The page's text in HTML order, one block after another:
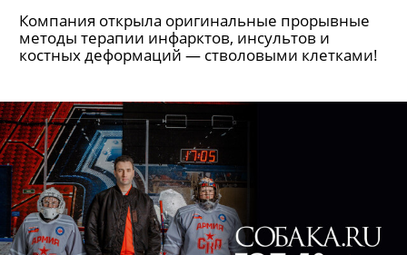
Компания открыла оригинальные прорывные
методы терапии инфарктов, инсультов и
костных деформаций — стволовыми клетками!